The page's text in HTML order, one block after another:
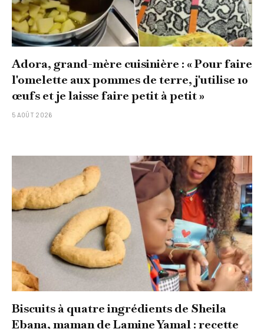
Adora, grand-mère cuisinière : « Pour faire
l'omelette aux pommes de terre, j'utilise 10
œufs et je laisse faire petit à petit »
5 AOÛT 2026
Biscuits à quatre ingrédients de Sheila
Ebana, maman de Lamine Yamal : recette